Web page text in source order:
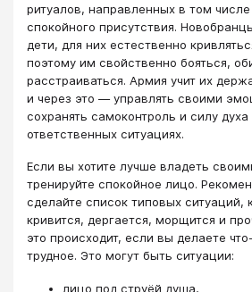
ритуалов, направленных в том
спокойного присутствия.
дети, для них естественно
поэтому им свойственно бояться,
расстраиваться. Армия учит их
и через это — управлять своими
сохранять самоконтроль и силу
ответственных ситуациях.
Если вы хотите лучше владеть
тренируйте спокойное лицо.
сделайте список типовых ситуаций,
кривится, дергается, морщится и
это происходит, если вы делаете
трудное. Это могут быть ситуации:
лицо под струёй душа,